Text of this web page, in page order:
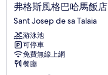
弗
格
斯
風
格
巴
哈
弗格斯風格巴哈馬飯店
Sant Josep de sa Talaia
游泳池
可停車
免費無線上網
餐廳